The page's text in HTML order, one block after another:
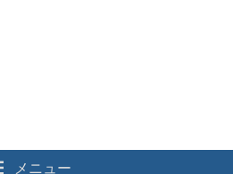
メニュー